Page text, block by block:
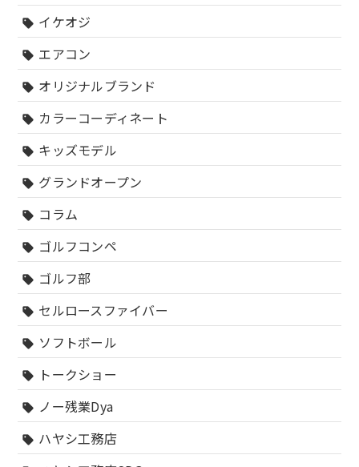
sell イケオジ
sell エアコン
sell オリジナルブランド
sell カラーコーディネート
sell キッズモデル
sell グランドオープン
sell コラム
sell ゴルフコンペ
sell ゴルフ部
sell セルロースファイバー
sell ソフトボール
sell トークショー
sell ノー残業Dya
sell ハヤシ工務店